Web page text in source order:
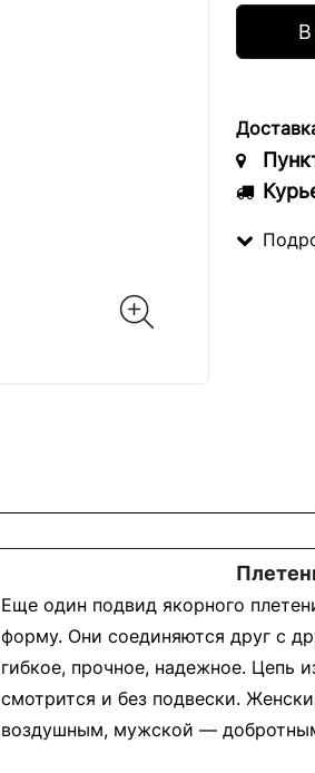
В
Еще один подвид якорного
форму. Они соединяются друг с
гибкое, прочное, надежное. Цепь
смотрится и без подвески.
воздушным, мужской —